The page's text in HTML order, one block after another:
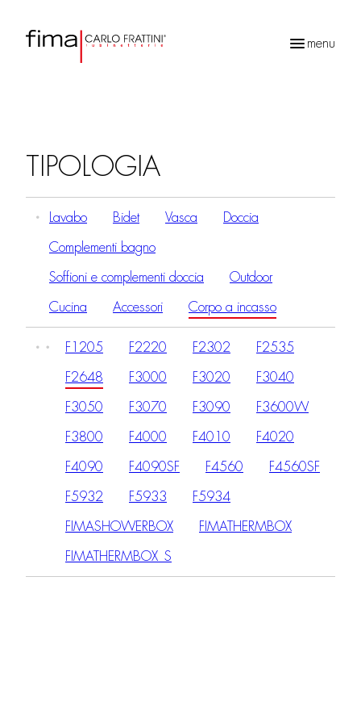
menu
TIPOLOGIA
Lavabo Bidet Vasca Doccia
Complementi bagno
Soffioni e complementi doccia Outdoor
Cucina Accessori Corpo a incasso
F1205 F2220 F2302 F2535
F2648 F3000 F3020 F3040
F3050 F3070 F3090 F3600W
F3800 F4000 F4010 F4020
F4090 F4090SF F4560 F4560SF
F5932 F5933 F5934
FIMASHOWERBOX FIMATHERMBOX
FIMATHERMBOX_S